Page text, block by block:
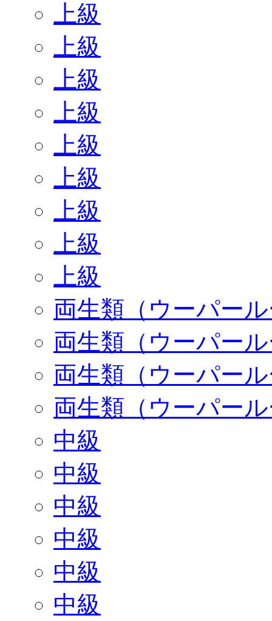
上級
上級
上級
上級
上級
上級
上級
上級
上級
両生類（ウーパー
両生類（ウーパー
両生類（ウーパー
両生類（ウーパー
中級
中級
中級
中級
中級
中級